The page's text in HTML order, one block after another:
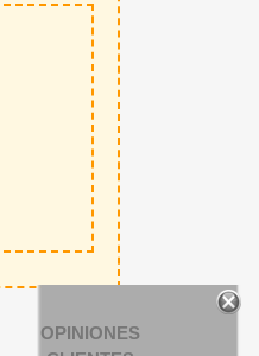
OPINIONES